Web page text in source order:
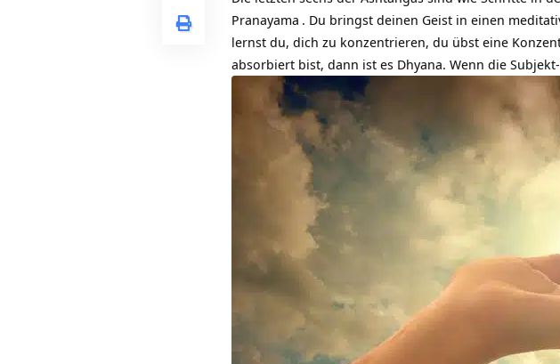
Pranayama . Du bringst deinen Geist in einen
lernst du, dich zu konzentrieren, du übst eine
absorbiert bist, dann ist es Dhyana. Wenn die